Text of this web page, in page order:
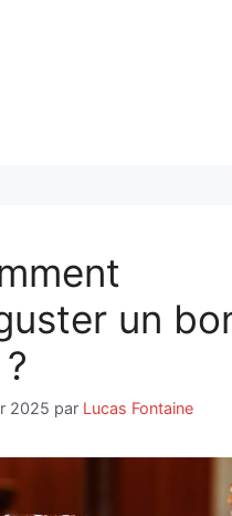
un
2025 par Lucas Fontaine